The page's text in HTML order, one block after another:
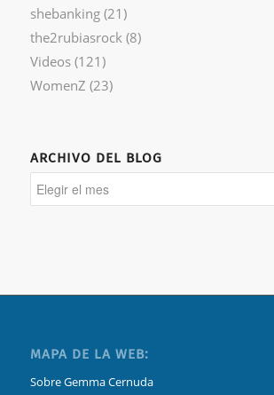
shebanking(21)
the2rubiasrock(8)
Videos(121)
WomenZ (23)
ARCHIVO DEL BLOG
MAPA DE LA WEB:
Sobre Gemma Cernuda